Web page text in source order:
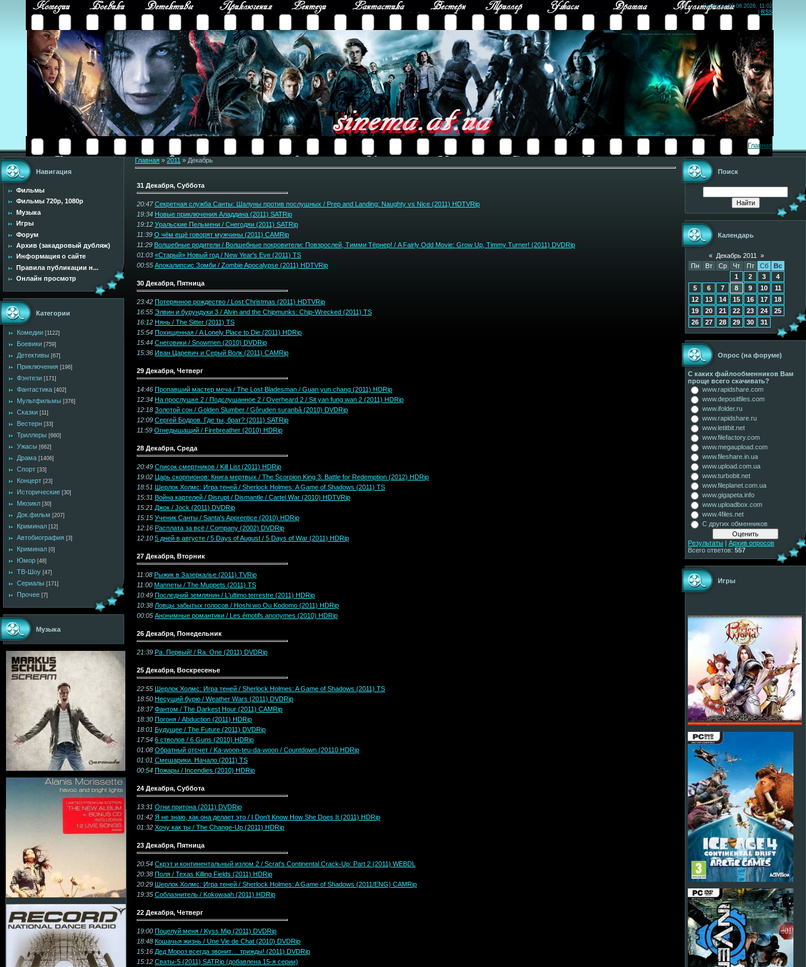
Суббота, 08.08.2026, 11:02
RSS
Главная
Навигация
Фильмы
Фильмы 720p, 1080p
Музыка
Игры
Форум
Архив (закадровый дубляж)
Информация о сайте
Правила публикации н...
Онлайн просмотр
Категории
Комедии [1122]
Боевики [759]
Детективы [67]
Приключения [196]
Фэнтези [171]
Фантастика [402]
Мультфильмы [376]
Сказки [11]
Вестерн [33]
Триллеры [660]
Ужасы [662]
Драма [1406]
Спорт [33]
Концерт [23]
Исторические [30]
Мюзикл [30]
Док.фильм [207]
Криминал [12]
Автобиография [3]
Криминал [0]
Юмор [48]
ТВ-Шоу [47]
Сериалы [171]
Прочее [7]
Музыка
Главная » 2011 » Декабрь
31 Декабря, Суббота
20:47 Секретная служба Санты: Шалуны против послушных / Prep and Landing: Naughty vs Nice (2011) HDTVRip
19:34 Новые приключения Аладдина (2011) SATRip
19:12 Уральские Пельмени / Снегодяи (2011) SATRip
11:39 О чём ещё говорят мужчины (2011) CAMRip
11:29 Волшебные родители / Волшебные покровители: Повзрослей, Тимми Тёрнер! / A Fairly Odd Movie: Grow Up, Timmy Turner! (2011) DVDRip
01:03 «Старый» Новый год / New Year's Eve (2011) TS
00:55 Апокалипсис Зомби / Zombie Apocalypse (2011) HDTVRip
30 Декабря, Пятница
23:42 Потерянное рождество / Lost Christmas (2011) HDTVRip
16:55 Элвин и бурундуки 3 / Alvin and the Chipmunks: Chip-Wrecked (2011) TS
16:12 Нянь / The Sitter (2011) TS
15:54 Похищенная / A Lonely Place to Die (2011) HDRip
15:44 Снеговики / Snowmen (2010) DVDRip
15:36 Иван Царевич и Серый Волк (2011) CAMRip
29 Декабря, Четверг
14:46 Пропавший мастер меча / The Lost Bladesman / Guan yun chang (2011) HDRip
12:34 На прослушке 2 / Подслушанное 2 / Overheard 2 / Sit yan fung wan 2 (2011) HDRip
12:18 Золотой сон / Golden Slumber / Gôruden suranbâ (2010) DVDRip
12:09 Сергей Бодров. Где ты, брат? (2011) SATRip
11:59 Огнедышащий / Firebreather (2010) HDRip
28 Декабря, Среда
20:49 Список смертников / Kill List (2011) HDRip
19:02 Царь скорпионов: Книга мертвых / The Scorpion King 3: Battle for Redemption (2012) HDRip
18:51 Шерлок Холмс: Игра теней / Sherlock Holmes: A Game of Shadows (2011) TS
15:31 Война картелей / Disrupt / Dismantle / Cartel War (2010) HDTVRip
15:21 Джок / Jock (2011) DVDRip
15:15 Ученик Санты / Santa's Apprentice (2010) HDRip
12:16 Расплата за всё / Company (2002) DVDRip
12:10 5 дней в августе / 5 Days of August / 5 Days of War (2011) HDRip
27 Декабря, Вторник
11:08 Рыжик в Зазеркалье (2011) TVRip
11:00 Маппеты / The Muppets (2011) TS
10:49 Последний землянин / L'ultimo terrestre (2011) HDRip
10:38 Ловцы забытых голосов / Hoshi wo Ou Kodomo (2011) HDRip
00:05 Анонимные романтики / Les émotifs anonymes (2010) HDRip
26 Декабря, Понедельник
21:39 Ра. Первый! / Ra. One (2011) DVDRip
25 Декабря, Воскресенье
22:55 Шерлок Холмс: Игра теней / Sherlock Holmes: A Game of Shadows (2011) TS
18:50 Несущий бурю / Weather Wars (2011) DVDRip
18:37 Фантом / The Darkest Hour (2011) CAMRip
18:30 Погоня / Abduction (2011) HDRip
18:01 Будущее / The Future (2011) DVDRip
17:54 6 стволов / 6 Guns (2010) HDRip
01:08 Обратный отсчет / Ka-woon-teu-da-woon / Countdown (20110 HDRip
01:01 Смешарики. Начало (2011) TS
00:54 Пожары / Incendies (2010) HDRip
24 Декабря, Суббота
13:31 Огни притона (2011) DVDRip
01:42 Я не знаю, как она делает это / I Don't Know How She Does It (2011) HDRip
01:32 Хочу как ты / The Change-Up (2011) HDRip
23 Декабря, Пятница
20:54 Скрэт и континентальный излом 2 / Scrat's Continental Crack-Up: Part 2 (2011) WEBDL
20:38 Поля / Texas Killing Fields (2011) HDRip
20:29 Шерлок Холмс: Игра теней / Sherlock Holmes: A Game of Shadows (2011/ENG) CAMRip
19:35 Соблазнитель / Kokowaah (2011) HDRip
22 Декабря, Четверг
19:00 Поцелуй меня / Kyss Mig (2011) DVDRip
18:48 Кошачья жизнь / Une Vie de Chat (2010) DVDRip
15:16 Дед Мороз всегда звонит… трижды! (2011) DVDRip
15:12 Сваты-5 (2011) SATRip (добавлена 15-я серии)
Поиск
Календарь
« Декабрь 2011
»
Пн
Вт Ср Чт Пт Сб
Вс
1
2 3
4
5
6 7 8 9 10
11
12
13 14 15 16 17
18
19
20 21 22 23 24
25
26
27 28 29 30 31
Опрос (на форуме)
С каких файлообменников Вам
проще всего скачивать?
www.rapidshare.com
www.depositfiles.com
www.ifolder.ru
www.rapidshare.ru
www.letitbit.net
www.filefactory.com
www.megaupload.com
www.fileshare.in.ua
www.upload.com.ua
www.turbobit.net
www.fileplanet.com.ua
www.gigapeta.info
www.uploadbox.com
www.4files.net
С других обменников
Результаты | Архив опросов
Всего ответов: 557
Игры